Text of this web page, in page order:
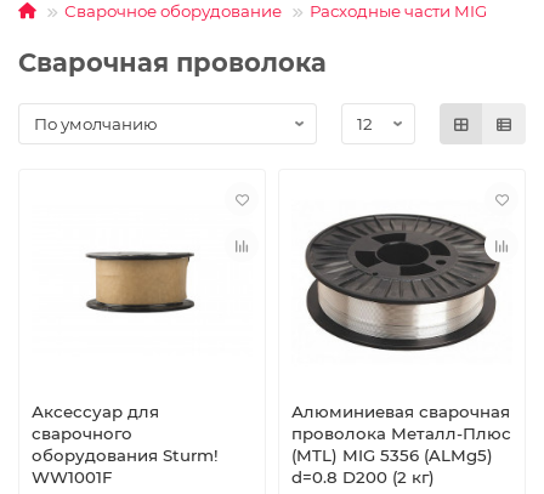
Сварочное оборудование Расходные части MIG
Сварочная проволока
Аксессуар для
сварочного
оборудования Sturm!
WW1001F
Алюминиевая сварочная
проволока Металл-Плюс
(MTL) MIG 5356 (ALMg5)
d=0.8 D200 (2 кг)